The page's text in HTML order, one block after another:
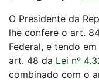
O Presidente da
lhe confere o art.
Federal, e tendo
art. 48 da Lei nº
combinado com o